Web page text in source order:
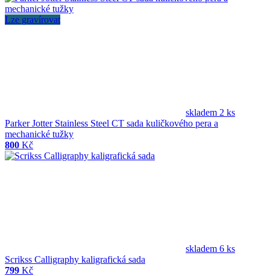
Lze gravírovat
skladem 2 ks
Parker Jotter Stainless Steel CT sada kuličkového pera a
mechanické tužky
800 Kč
skladem 6 ks
Scrikss Calligraphy kaligrafická sada
799 Kč